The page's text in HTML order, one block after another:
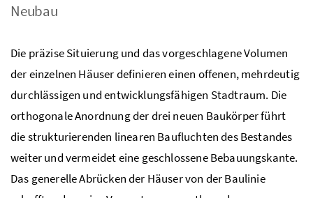
Neubau
Die präzise Situierung und das vorgeschlagene Volumen
der einzelnen Häuser deﬁnieren einen offenen, mehrdeutig
durchlässigen und entwicklungsfähigen Stadtraum. Die
orthogonale Anordnung der drei neuen Baukörper führt
die strukturierenden linearen Bauﬂuchten des Bestandes
weiter und vermeidet eine geschlossene Bebauungskante.
Das generelle Abrücken der Häuser von der Baulinie